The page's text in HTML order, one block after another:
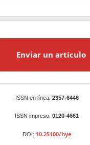
Enviar un artículo
ISSN en línea: 2357-6448
ISSN impreso: 0120-4661
DOI: 10.25100/hye